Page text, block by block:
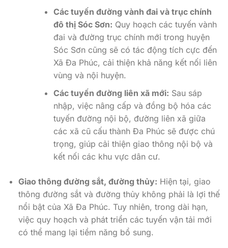
Các tuyến đường vành đai và trục chính
đô thị Sóc Sơn: Quy hoạch các tuyến vành
đai và đường trục chính mới trong huyện
Sóc Sơn cũng sẽ có tác động tích cực đến
Xã Đa Phúc, cải thiện khả năng kết nối liên
vùng và nội huyện.
Các tuyến đường liên xã mới: Sau sáp
nhập, việc nâng cấp và đồng bộ hóa các
tuyến đường nội bộ, đường liên xã giữa
các xã cũ cấu thành Đa Phúc sẽ được chú
trọng, giúp cải thiện giao thông nội bộ và
kết nối các khu vực dân cư.
Giao thông đường sắt, đường thủy: Hiện tại, giao
thông đường sắt và đường thủy không phải là lợi thế
nổi bật của Xã Đa Phúc. Tuy nhiên, trong dài hạn,
việc quy hoạch và phát triển các tuyến vận tải mới
có thể mang lại tiềm năng bổ sung.